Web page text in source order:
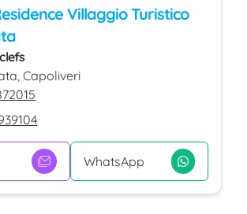
Villaggio Turistico
Capoliveri
WhatsApp